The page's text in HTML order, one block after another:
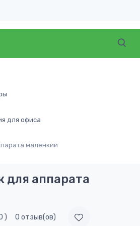
для офиса
маленкий
для аппарата
) 0 отзыв(ов)